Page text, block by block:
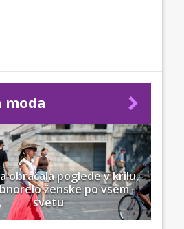
moda
obračala poglede v krilu,
ženske po vsem
svetu